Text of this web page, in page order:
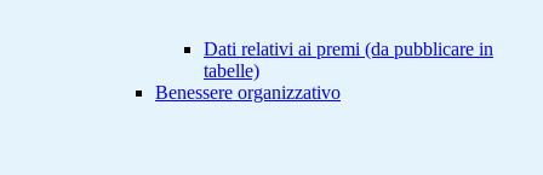
Dati relativi ai premi (da pubblicare in
tabelle)
Benessere organizzativo